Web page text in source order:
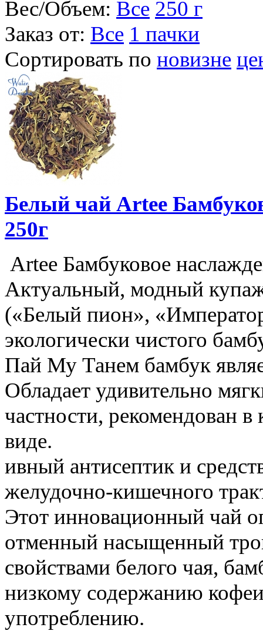
Вес/Объем: Все 250 г
Заказ от: Все 1 пачки
Сортировать по новизне
Белый чай Artee
250г
Artee Бамбуковое
Актуальный, модный
(«Белый пион»,
экологически чистого
Пай Му Танем бамбук
Обладает удивительно
частности, рекомендован в
виде.
ивный антисептик и
желудочно-кишечного
Этот инновационный чай
отменный насыщенный
свойствами белого чая,
низкому содержанию
употреблению.